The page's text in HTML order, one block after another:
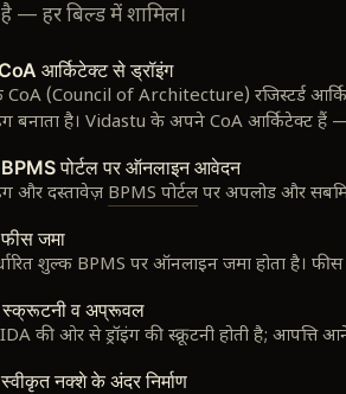
— हर बिल्ड में शामिल।
आर्किटेक्ट से ड्रॉइंग
(Council of Architecture) रजिस्टर्ड
बनाता है। Vidastu के अपने CoA आर्किटेक्ट
पोर्टल पर ऑनलाइन आवेदन
और दस्तावेज़ BPMS पोर्टल पर अपलोड और
जमा
शुल्क BPMS पर ऑनलाइन जमा होता है।
व अप्रूवल
की ओर से ड्रॉइंग की स्क्रूटनी होती है; आपत्ति
नक्शे के अंदर निर्माण